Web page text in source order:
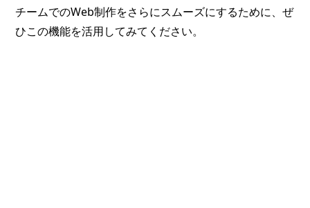
チームでのWeb制作をさらにスムーズにするために、ぜ
ひこの機能を活用してみてください。